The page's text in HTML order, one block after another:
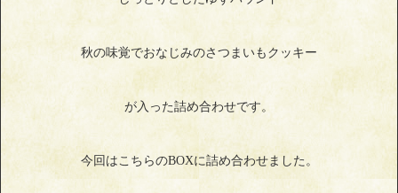
秋の味覚でおなじみのさつまいもクッキー
が入った詰め合わせです。
今回はこちらのBOXに詰め合わせました。